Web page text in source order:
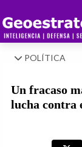
POLÍTICA
Un fracaso
lucha contra